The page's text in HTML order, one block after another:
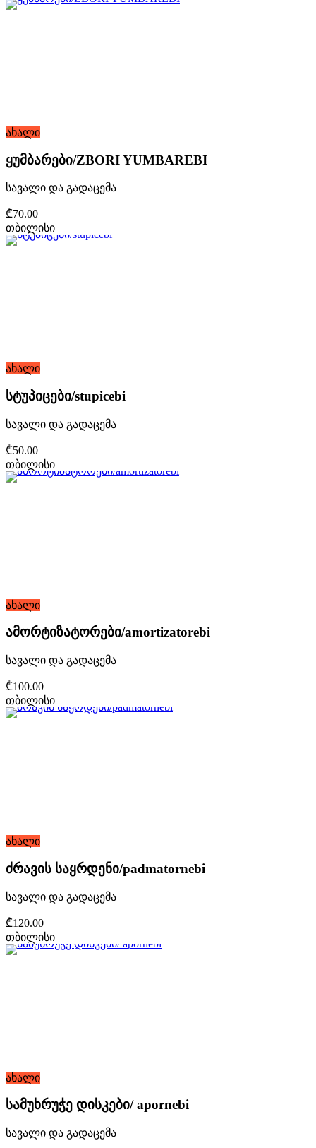
ახალი
ყუმბარები/ZBORI YUMBAREBI
სავალი და გადაცემა
₾70.00
თბილისი
ახალი
სტუპიცები/stupicebi
სავალი და გადაცემა
₾50.00
თბილისი
ახალი
ამორტიზატორები/amortizatorebi
სავალი და გადაცემა
₾100.00
თბილისი
ახალი
ძრავის საყრდენი/padmatornebi
სავალი და გადაცემა
₾120.00
თბილისი
ახალი
სამუხრუჭე დისკები/ apornebi
სავალი და გადაცემა